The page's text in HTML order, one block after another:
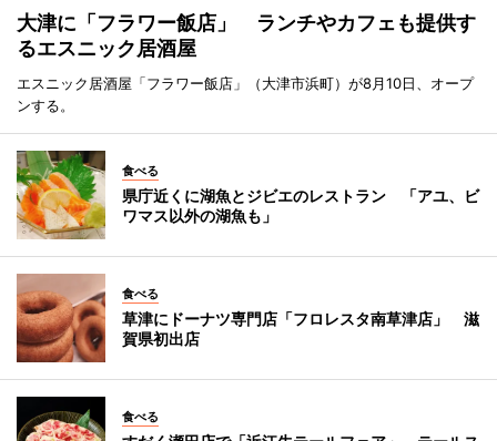
大津に「フラワー飯店」 ランチやカフェも提供す
るエスニック居酒屋
エスニック居酒屋「フラワー飯店」（大津市浜町）が8月10日、オープ
ンする。
食べる
県庁近くに湖魚とジビエのレストラン 「アユ、ビ
ワマス以外の湖魚も」
食べる
草津にドーナツ専門店「フロレスタ南草津店」 滋
賀県初出店
食べる